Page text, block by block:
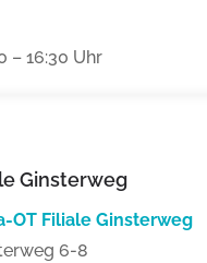
– 16:30 Uhr
Ginsterweg
OT Filiale Ginsterweg
6-8